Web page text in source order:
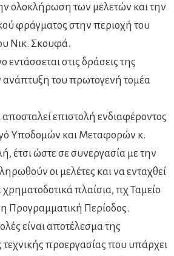
ολοκλήρωση των μελετών και την
φράγματος στην περιοχή του
Νικ. Σκουφά.
εντάσσεται στις δράσεις της
ανάπτυξη του πρωτογενή τομέα
αποσταλεί επιστολή ενδιαφέροντος
Υποδομών και Μεταφορών κ.
έτσι ώστε σε συνεργασία με την
οι μελέτες και να ενταχθεί
πλαίσια, πχ Ταμείο
Προγραμματική Περίοδος.
είναι αποτέλεσμα της
τεχνικής προεργασίας που υπάρχει